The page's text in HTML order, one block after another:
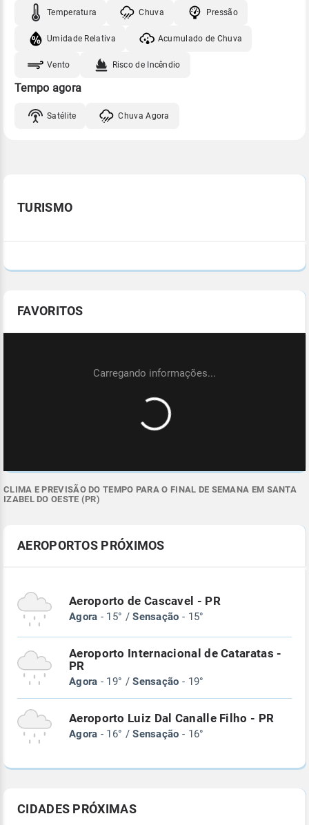
Temperatura Chuva Pressão
Umidade Relativa Acumulado de Chuva
Vento Risco de Incêndio
Tempo agora
Satélite Chuva Agora
TURISMO
FAVORITOS
CLIMA E PREVISÃO DO TEMPO PARA O FINAL DE SEMANA EM SANTA
IZABEL DO OESTE (PR)
AEROPORTOS PRÓXIMOS
Aeroporto de Cascavel - PR
Agora - 15° /Sensação - 15°
Aeroporto Internacional de Cataratas -
PR
Agora - 19° /Sensação - 19°
Aeroporto Luiz Dal Canalle Filho - PR
Agora - 16° /Sensação - 16°
CIDADES PRÓXIMAS